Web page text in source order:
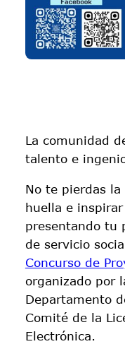
La comunidad
talento e
No te pierdas
huella e
presentando tu
de servicio
Concurso de
organizado por
Departamento
Comité de la
Electrónica.